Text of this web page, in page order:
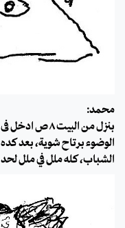
محمد:
الوضوء برتاح شوية، بعد
الشباب، كله ملل في ملل